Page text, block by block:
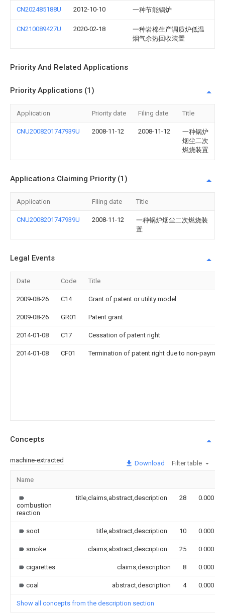
CN202485188U 2012-10-10 一种节能锅炉
CN210089427U 2020-02-18
一种岩棉生产调质炉低温
烟气余热回收装置
Priority And Related Applications
Priority Applications (1)
Application Priority date Filing date Title
CNU2008201747939U 2008-11-12 2008-11-12
一种锅炉
烟尘二次
燃烧装置
Applications Claiming Priority (1)
Application Filing date Title
CNU2008201747939U 2008-11-12
一种锅炉烟尘二次燃烧装
置
Legal Events
Date Code Title
2009-08-26 C14 Grant of patent or utility model
2009-08-26 GR01 Patent grant
2014-01-08 C17 Cessation of patent right
2014-01-08 CF01 Termination of patent right due to non-
Concepts
machine-extracted Download Filter table
Name
combustion
reaction
title,claims,abstract,description 28 0.000
soot title,abstract,description 10 0.000
smoke claims,abstract,description 25 0.000
cigarettes claims,description 8 0.000
coal abstract,description 4 0.000
Show all concepts from the description section